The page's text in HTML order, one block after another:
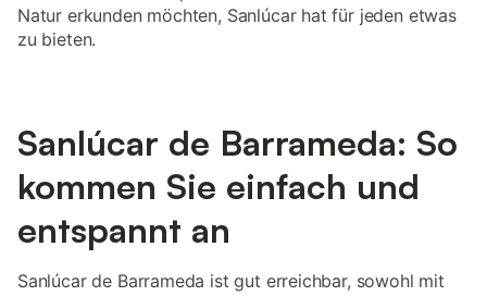
Natur erkunden möchten, Sanlúcar hat für jeden etwas
zu bieten.
Sanlúcar de Barrameda: So
kommen Sie einfach und
entspannt an
Sanlúcar de Barrameda ist gut erreichbar, sowohl mit